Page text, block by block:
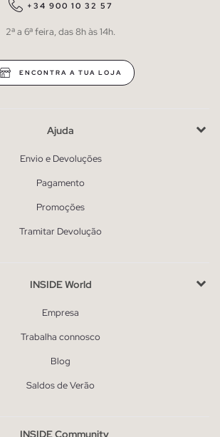
+34 900 10 32 57
2ª a 6ª feira, das 8h às 14h.
ENCONTRA A TUA LOJA
Ajuda
Envio e Devoluções
Pagamento
Promoções
Tramitar Devolução
INSIDE World
Empresa
Trabalha connosco
Blog
Saldos de Verão
INSIDE Community